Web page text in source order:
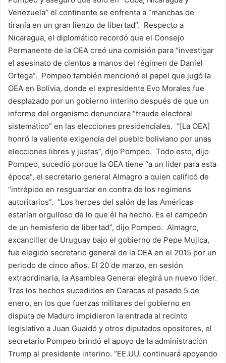
Venezuela” el continente se enfrenta a “manchas de
tiranía en un gran lienzo de libertad”. Respecto a
Nicaragua, el diplomático recordó que el Consejo
Permanente de la OEA creó una comisión para “investigar
el asesinato de cientos a manos del régimen de Daniel
Ortega”. Pompeo también mencionó el papel que jugó la
OEA en Bolivia, donde el expresidente Evo Morales fue
desplazado por un gobierno interino después de que un
informe del organismo denunciara “fraude electoral
sistemático” en las elecciones presidenciales. “[La OEA]
honró la valiente exigencia del pueblo boliviano por unas
elecciones libres y justas”, dijo Pompeo. Todo esto, dijo
Pompeo, sucedió porque la OEA tiene “a un líder para esta
época”, el secretario general Almagro a quien calificó de
“intrépido en resguardar en contra de los regimens
autoritarios”. “Los heroes del salón de las Américas
estarían orgulloso de lo que él ha hecho. Es el campeón
de un hemisferio de libertad”, dijo Pompeo. Almagro,
excanciller de Uruguay bajo el gobierno de Pepe Mujica,
fue elegido secretario general de la OEA en el 2015 por un
periodo de cinco años. El 20 de marzo, en sesión
extraordinaria, la Asamblea General elegirá un nuevo líder.
Tras los hechos sucedidos en Caracas el pasado 5 de
enero, en los que fuerzas militares del gobierno en
disputa de Maduro impidieron la entrada al recinto
legislativo a Juan Guaidó y otros diputados opositores, el
secretario Pompeo brindó el apoyo de la administración
Trump al presidente interino. “EE.UU. continuará apoyando